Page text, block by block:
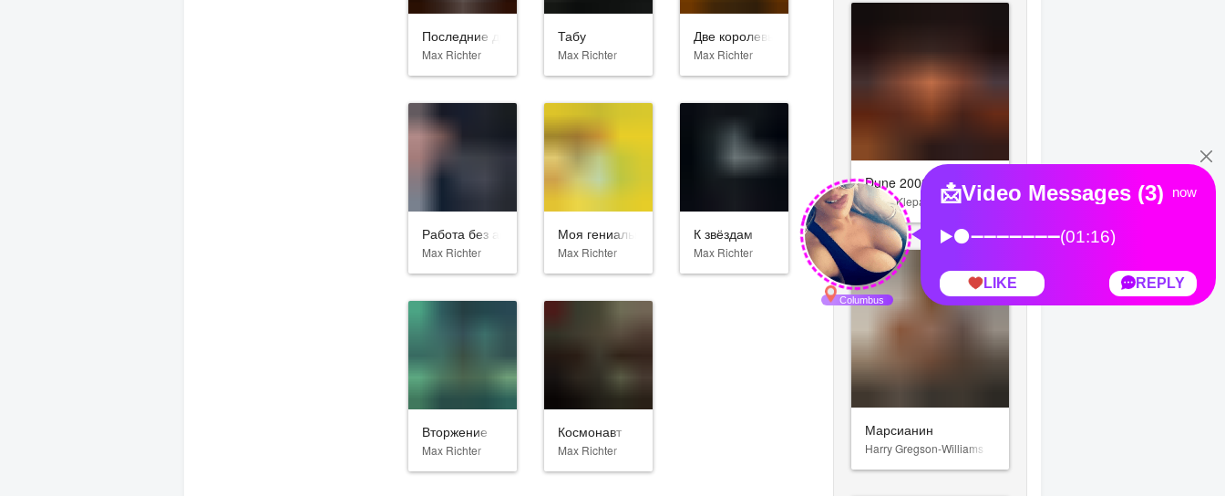
Последние дни на Марсе
Max Richter
Табу
Max Richter
Две королевы
Max Richter
Работа без авторства
Max Richter
Моя гениальная подруга
Max Richter
К звёздам
Max Richter
Вторжение
Max Richter
Космонавт
Max Richter
Dune 2000
Frank Klepacki
Марсианин
Harry Gregson-Williams